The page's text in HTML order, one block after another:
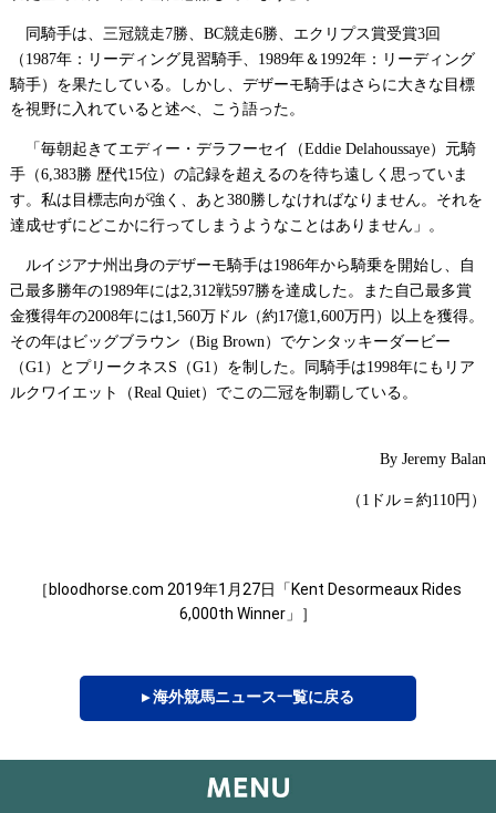
同騎手は、三冠競走7勝、 BC競走6勝、エクリプス賞受賞3回
（ 1987年：リーディング見習騎手、 1989年＆ 1992年：リーディング
騎手）を果たしている。しかし、デザーモ騎手はさらに大きな目標
を視野に入れていると述べ、こう語った。
「毎朝起きてエディー・デラフーセイ（Eddie Delahoussaye）元騎
手（6,383勝 歴代15位）の記録を超えるのを待ち遠しく思っていま
す。私は目標志向が強く、あと 380勝しなければなりません。それを
達成せずにどこかに行ってしまうようなことはありません」。
ルイジアナ州出身のデザーモ騎手は1986年から騎乗を開始し、自
己最多勝年の1989年には2,312戦597勝を達成した。また自己最多賞
金獲得年の2008年には1,560万ドル（約17億1,600万円）以上を獲得。
その年はビッグブラウン（Big Brown）でケンタッキーダービー
（G1 ）とプリークネス S （G1 ）を制した。同騎手は1998年にもリア
ルクワイエット（Real Quiet）でこの二冠を制覇している。
By Jeremy Balan
（ 1 ドル＝約110円）
［ bloodhorse.com 2019年1 月27日「 Kent Desormeaux Rides
6,000th Winner」］
▸ 海外競馬ニュース一覧に戻る